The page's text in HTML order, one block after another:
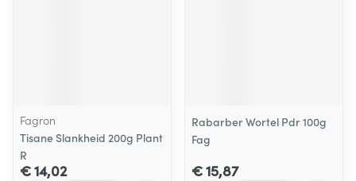
Fagron
Tisane Slankheid 200g Plant
R
€ 14,02
Rabarber Wortel Pdr 100g
Fag
€ 15,87